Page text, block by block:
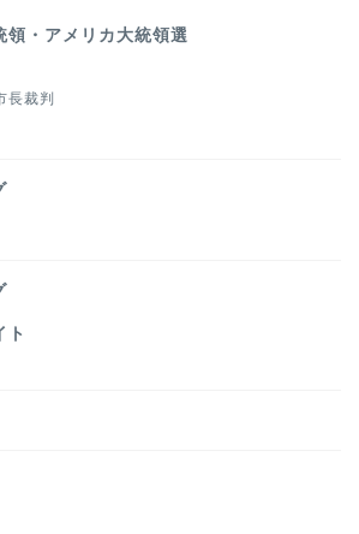
領・アメリカ大統領選
長裁判
ト